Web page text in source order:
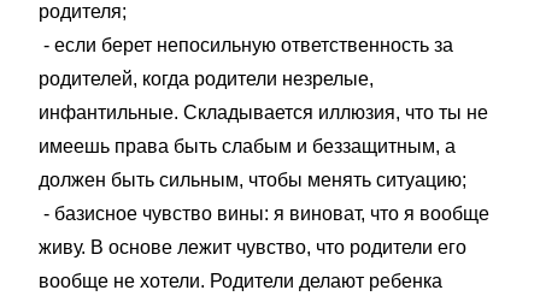
родителя;
- если берет непосильную ответственность за
родителей, когда родители незрелые,
инфантильные. Складывается иллюзия, что ты не
имеешь права быть слабым и беззащитным, а
должен быть сильным, чтобы менять ситуацию;
- базисное чувство вины: я виноват, что я вообще
живу. В основе лежит чувство, что родители его
вообще не хотели. Родители делают ребенка